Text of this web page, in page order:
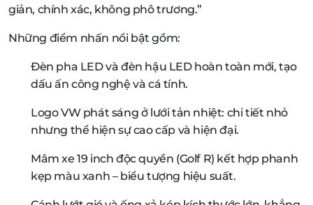
giản, chính xác, không phô trương.”
Những điểm nhấn nổi bật gồm:
Đèn pha LED và đèn hậu LED hoàn toàn mới, tạo
dấu ấn công nghệ và cá tính.
Logo VW phát sáng ở lưới tản nhiệt: chi tiết nhỏ
nhưng thể hiện sự cao cấp và hiện đại.
Mâm xe 19 inch độc quyền (Golf R) kết hợp phanh
kẹp màu xanh – biểu tượng hiệu suất.